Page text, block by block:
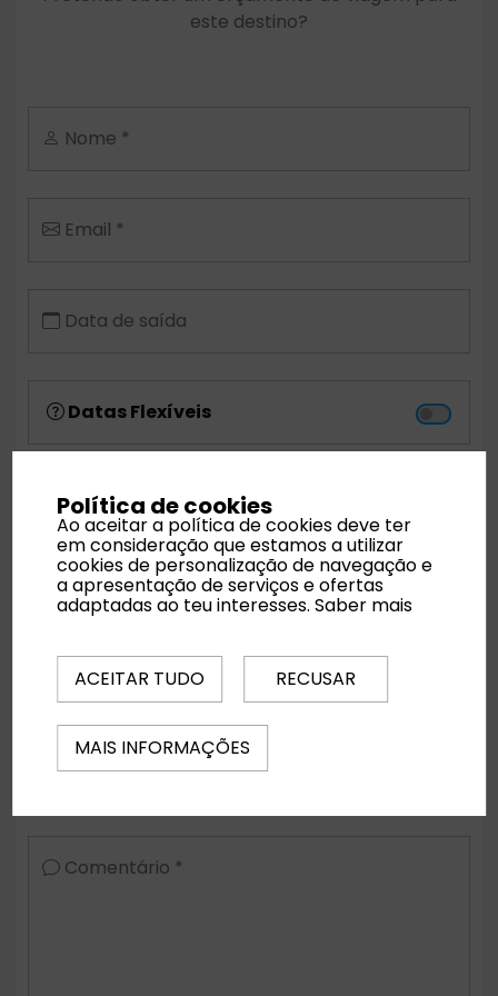
este destino?
Nome *
Email *
Data de saída
Datas Flexíveis
Noites
Quartos
Regime Alimentar
Comentário *
Política de cookies
Ao aceitar a política de cookies deve ter
em consideração que estamos a utilizar
cookies de personalização de navegação e
a apresentação de serviços e ofertas
adaptadas ao teu interesses.Saber mais
ACEITAR TUDO RECUSAR
MAIS INFORMAÇÕES